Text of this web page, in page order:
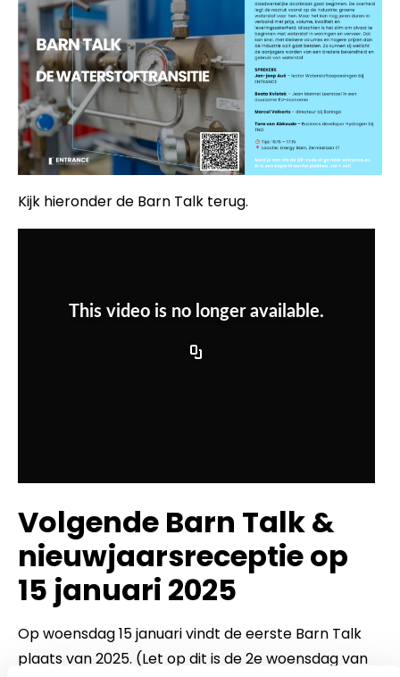
Kijk hieronder de Barn Talk terug.
Volgende Barn Talk &
nieuwjaarsreceptie op
15 januari 2025
Op woensdag 15 januari vindt de eerste Barn Talk
plaats van 2025. (Let op dit is de 2e woensdag van